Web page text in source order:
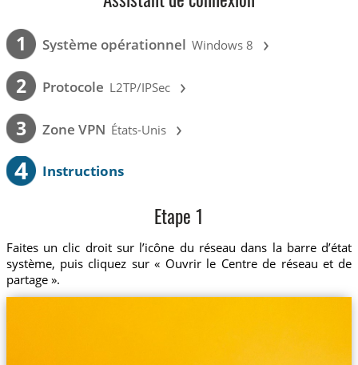
1 Système opérationnel Windows 8 ›
2 Protocole L2TP/IPSec ›
3 Zone VPN États-Unis ›
4 Instructions
Etape 1
Faites un clic droit sur l’icône du réseau dans la barre d’état
système, puis cliquez sur « Ouvrir le Centre de réseau et de
partage ».